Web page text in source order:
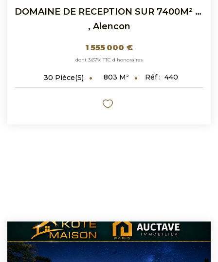
DOMAINE DE RECEPTION SUR 7400M² ALENCON (Périphérie)
, Alencon
1 555 000 €
dont 3,67% TTC d'honoraires
30 Pièce(s) 803 M² Réf : 440